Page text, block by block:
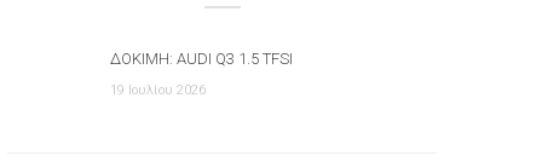
ΔΟΚΙΜΉ: AUDI Q3 1.5 TFSI
19 Ιουλίου 2026